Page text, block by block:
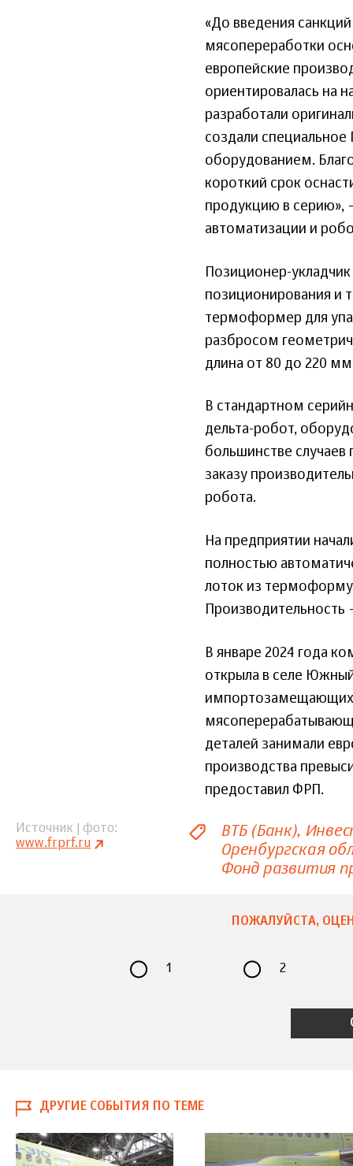
«До введения
мясопереработки
европейские
ориентировалась на
разработали
создали
оборудованием.
короткий срок
продукцию в серию»,
автоматизации и
Позиционер-
позиционирования и
термоформер для
разбросом
длина от 80 до 220
В стандартном
дельта-робот,
большинстве
заказу
робота.
На предприятии
полностью
лоток из
В январе 2024 года
открыла в селе
импортозамещающих
деталей занимали
производства
предоставил ФРП.
Источник | фото
www.frprf.ru
ВТБ (Банк)
Оренбургская
Фонд развития
ПОЖАЛУЙСТА,
1 2
ДРУГИЕ СОБЫТИЯ ПО ТЕМЕ